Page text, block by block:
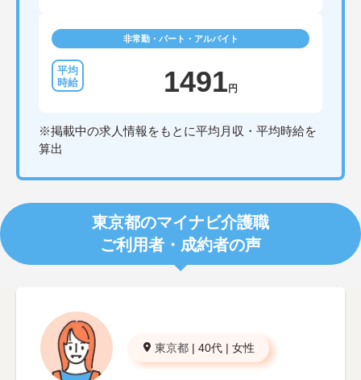
非常勤・パート・アルバイト
1491 円
※掲載中の求人情報をもとに平均月収・平均時給を
算出
東京都のマイナビ介護職
ご利用者・成約者の声
東京都 | 40代 | 女性